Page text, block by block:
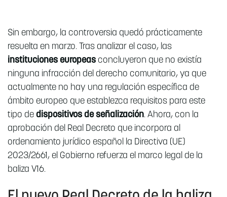
Sin embargo, la controversia quedó prácticamente
resuelta en marzo. Tras analizar el caso, las
instituciones europeas concluyeron que no existía
ninguna infracción del derecho comunitario, ya que
actualmente no hay una regulación específica de
ámbito europeo que establezca requisitos para este
tipo de dispositivos de señalización. Ahora, con la
aprobación del Real Decreto que incorpora al
ordenamiento jurídico español la Directiva (UE)
2023/2661, el Gobierno refuerza el marco legal de la
baliza V16.